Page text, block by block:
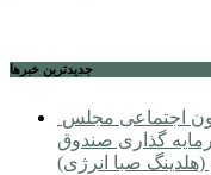
جديدترين خبرها
گذاری صندوق
صبا انرژی)